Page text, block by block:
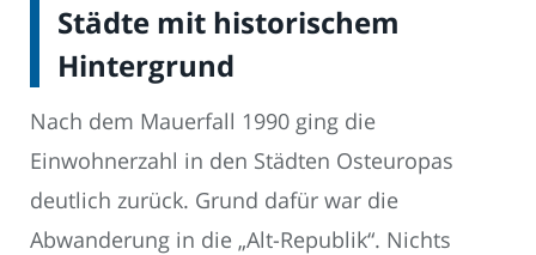
Städte mit historischem
Hintergrund
Nach dem Mauerfall 1990 ging die
Einwohnerzahl in den Städten Osteuropas
deutlich zurück. Grund dafür war die
Abwanderung in die „Alt-Republik“. Nichts